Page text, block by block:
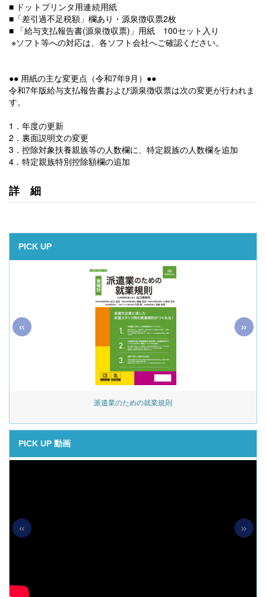
■ ドットプリンタ用連続用紙
■ 「差引過不足税額」欄あり・源泉徴収票2枚
■ 「給与支払報告書(源泉徴収票)」用紙 100セット入り
※ソフト等への対応は、各ソフト会社へご確認ください。
●● 用紙の主な変更点（令和7年9月）●●
令和7年版給与支払報告書および源泉徴収票は次の変更が行われま
す。
1．年度の更新
2．裏面説明文の変更
3．控除対象扶養親族等の人数欄に、特定親族の人数欄を追加
4．特定親族特別控除額欄の追加
詳細
PICK UP
派遣業のための就業規則
« »
PICK UP 動画
« »